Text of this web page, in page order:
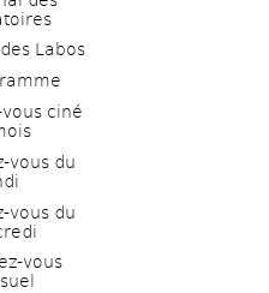
Labos
ciné
vous du
vous du
vous